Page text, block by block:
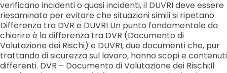
verificano incidenti o quasi incidenti, il DUVRI deve essere
riesaminato per evitare che situazioni simili si ripetano.
Differenza tra DVR e DUVRI Un punto fondamentale da
chiarire è la differenza tra DVR (Documento di
Valutazione dei Rischi) e DUVRI, due documenti che, pur
trattando di sicurezza sul lavoro, hanno scopi e contenuti
differenti. DVR – Documento di Valutazione dei Rischi:Il